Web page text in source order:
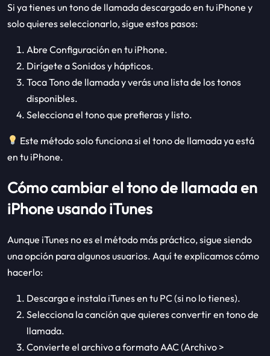
Si ya tienes un tono de llamada descargado en tu iPhone y
solo quieres seleccionarlo, sigue estos pasos:
Abre Configuración en tu iPhone.
Dirígete a Sonidos y hápticos.
Toca Tono de llamada y verás una lista de los tonos
disponibles.
Selecciona el tono que prefieras y listo.
Este método solo funciona si el tono de llamada ya está
en tu iPhone.
Cómo cambiar el tono de llamada en
iPhone usando iTunes
Aunque iTunes no es el método más práctico, sigue siendo
una opción para algunos usuarios. Aquí te explicamos cómo
hacerlo:
Descarga e instala iTunes en tu PC (si no lo tienes).
Selecciona la canción que quieres convertir en tono de
llamada.
Convierte el archivo a formato AAC (Archivo >